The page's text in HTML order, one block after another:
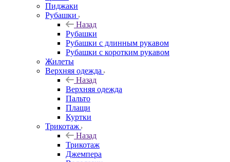
Пиджаки
Рубашки
Назад
Рубашки
Рубашки с длинным рукавом
Рубашки с коротким рукавом
Жилеты
Верхняя одежда
Назад
Верхняя одежда
Пальто
Плащи
Куртки
Трикотаж
Назад
Трикотаж
Джемпера